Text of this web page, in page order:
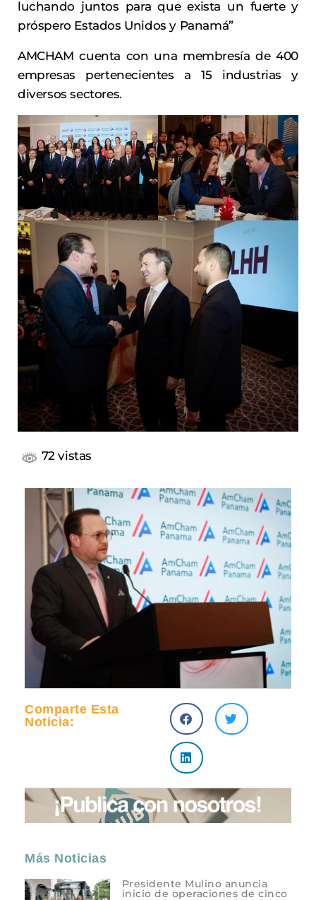
luchando juntos para que exista un fuerte y
próspero Estados Unidos y Panamá”
AMCHAM cuenta con una membresía de 400
empresas pertenecientes a 15 industrias y
diversos sectores.
72 vistas
Comparte Esta
Noticia:
Más Noticias
Presidente Mulino anuncia
inicio de operaciones de cinco